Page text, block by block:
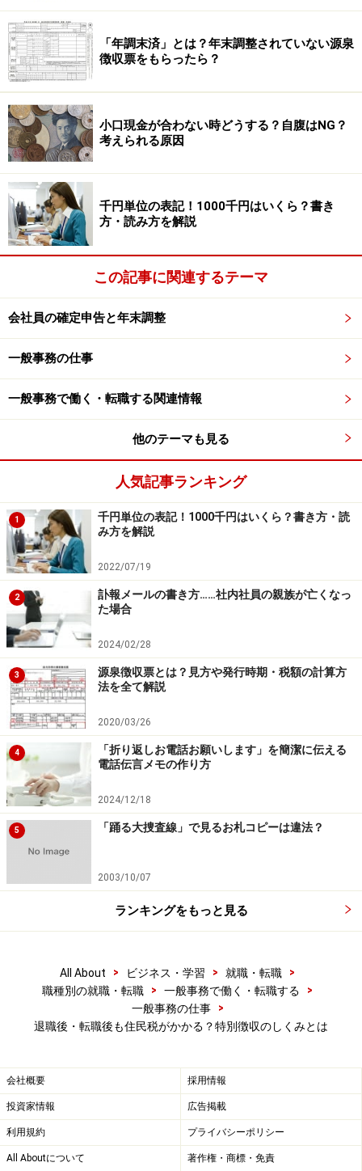
能です。どちらを希望するか退職時に会社に伝えましょ
う。転職しない場合で、最後の給料から一括天引きしな
かった場合は、退職後市区町村から残額の納付書が自宅
に送られてきます。一方で、翌年1月から5月に退職した
場合は、最後の給料から強制的に一括天引きされます。
ここで、一つ問題が発生します。例えば、平成28年2月
に退職したあと、再就職していない人についても、平成
２７年の所得をベースに平成28年6月から住民税を納付
する必要があるのです。このように、場合によっては、
収入がない、あるいは減ってしまったのにそれなりの金
まいます。特に前年の給与所得が大きかった場合は要注
意です。
どうしてもお金がないときは、自治体に相
談を
このように、お金がないのに住民税の納付書が届いてし
う。お金がないから納税を免除されるなんてことはさす
図ってくれる場合があります。
払えないからといって、納付書を放置してはいけませ
ん。滞納すると市区町村から督促が届きます。また、督
促も無視し続けると、住宅などの差押えをうけたなんて
ケースもあります。どこまでの手段によるかは滞納額に
もよるでしょうから一概に差押えを受けるということは
いえませんが、無視しておけばその内督促も来なくなる
だろうといった考えはやめましょう。
お金がないから納められないという事情はやむを得ない
かもしれませんが、市区町村に対して誠意ある対応を心
がけることが重要です。
【関連記事】
収入がなくても住民税がかかる理由
転職後の住民税はどうなる？
る主なケース4つ
住民税の一括徴収 退職時に住民税を一括で支払う方
法
※記事内容は執筆時点のものです。最新の内容をご確認くださ
い。
【編集部おすすめの購入サイト】
「年調末済」とは？年末調整されていない源泉
徴収票をもらったら？
小口現金が合わない時どうする？自腹はNG？
考えられる原因
千円単位の表記！1000千円はいくら？書き
方・読み方を解説
この記事に関連するテーマ
会社員の確定申告と年末調整
一般事務の仕事
一般事務で働く・転職する関連情報
他のテーマも見る
人気記事ランキング
1
千円単位の表記！1000千円はいくら？書き方・読
み方を解説
2022/07/19
2
訃報メールの書き方……社内社員の親族が亡くなっ
た場合
2024/02/28
3
源泉徴収票とは？見方や発行時期・税額の計算方
法を全て解説
2020/03/26
4
「折り返しお電話お願いします」を簡潔に伝える
電話伝言メモの作り方
2024/12/18
5 「踊る大捜査線」で見るお札コピーは違法？
2003/10/07
ランキングをもっと見る
All About > ビジネス・学習 > 就職・転職
>
職種別の就職・転職
> 一般事務で働く・転職する
>
一般事務の仕事
>
退職後・転職後も住民税がかかる？特別徴収のしくみとは
会社概要 採用情報
投資家情報 広告掲載
利用規約 プライバシーポリシー
All Aboutについて 著作権・商標・免責